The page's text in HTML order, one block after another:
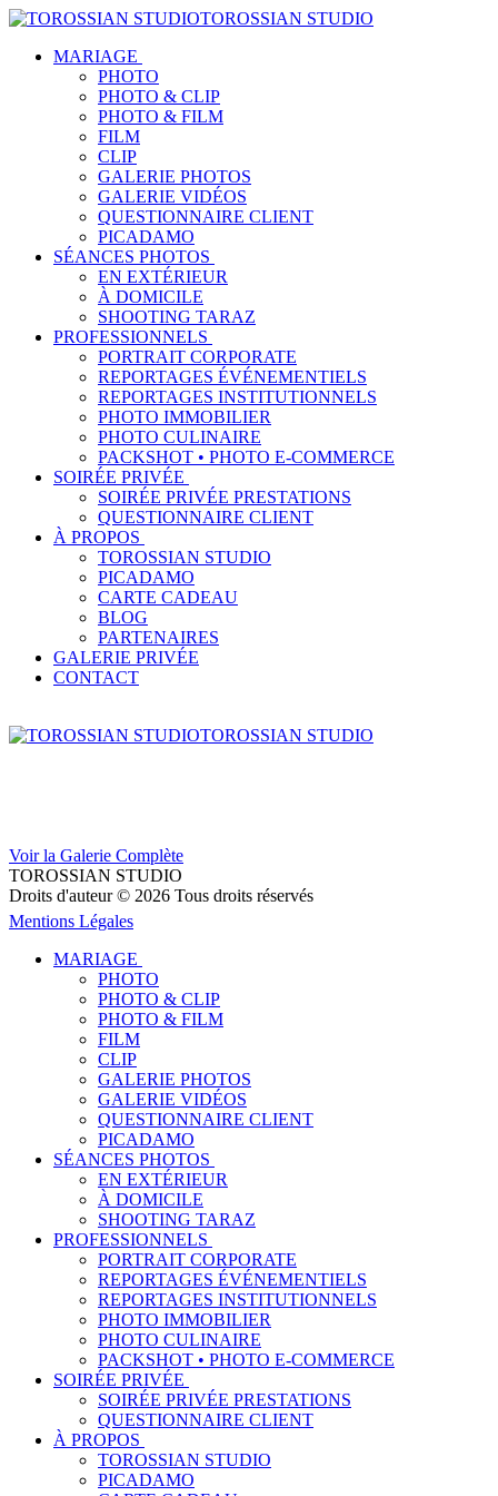
TOROSSIAN STUDIO
MARIAGE
PHOTO
PHOTO & CLIP
PHOTO & FILM
FILM
CLIP
GALERIE PHOTOS
GALERIE VIDÉOS
QUESTIONNAIRE CLIENT
PICADAMO
SÉANCES PHOTOS
EN EXTÉRIEUR
À DOMICILE
SHOOTING TARAZ
PROFESSIONNELS
PORTRAIT CORPORATE
REPORTAGES ÉVÉNEMENTIELS
REPORTAGES INSTITUTIONNELS
PHOTO IMMOBILIER
PHOTO CULINAIRE
PACKSHOT • PHOTO E-COMMERCE
SOIRÉE PRIVÉE
SOIRÉE PRIVÉE PRESTATIONS
QUESTIONNAIRE CLIENT
À PROPOS
TOROSSIAN STUDIO
PICADAMO
CARTE CADEAU
BLOG
PARTENAIRES
GALERIE PRIVÉE
CONTACT
TOROSSIAN STUDIO
Voir la Galerie Complète
TOROSSIAN STUDIO
Droits d'auteur © 2026 Tous droits réservés
Mentions Légales
MARIAGE
PHOTO
PHOTO & CLIP
PHOTO & FILM
FILM
CLIP
GALERIE PHOTOS
GALERIE VIDÉOS
QUESTIONNAIRE CLIENT
PICADAMO
SÉANCES PHOTOS
EN EXTÉRIEUR
À DOMICILE
SHOOTING TARAZ
PROFESSIONNELS
PORTRAIT CORPORATE
REPORTAGES ÉVÉNEMENTIELS
REPORTAGES INSTITUTIONNELS
PHOTO IMMOBILIER
PHOTO CULINAIRE
PACKSHOT • PHOTO E-COMMERCE
SOIRÉE PRIVÉE
SOIRÉE PRIVÉE PRESTATIONS
QUESTIONNAIRE CLIENT
À PROPOS
TOROSSIAN STUDIO
PICADAMO